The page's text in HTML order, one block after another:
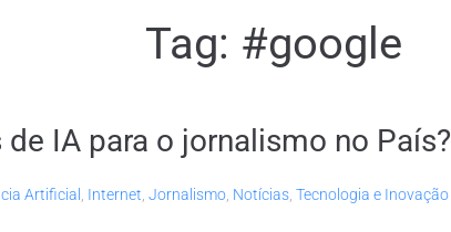
Tag: #google
IA para o jornalismo no País?
Artificial Internet Jornalismo Notícias Tecnologia e Inovação